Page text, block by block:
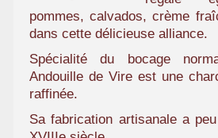
pommes, calvados, crème
dans cette délicieuse alliance.
Spécialité du bocage
Andouille de Vire est une
raffinée.
Sa fabrication artisanale a